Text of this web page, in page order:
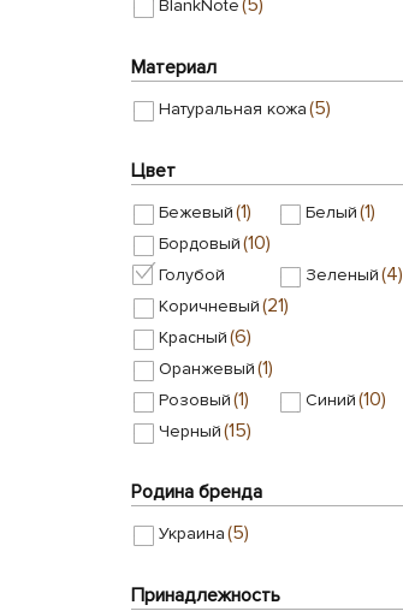
BlankNote(5)
Материал
Натуральная кожа(5)
Цвет
Бежевый(1) Белый(1)
Бордовый(10)
Голубой Зеленый(4)
Коричневый(21)
Красный(6)
Оранжевый(1)
Розовый(1) Синий(10)
Черный(15)
Родина бренда
Украина(5)
Принадлежность